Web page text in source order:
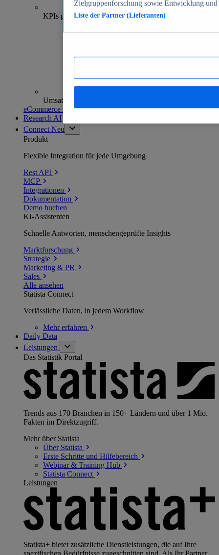
70+
KPIs pro Shop
Umsatzanalysen und -prognosen
eCommerce Insights entdecken
Research AI
Connect Neu
Produkt
Flexible Integration für jede Umgebung
Rest API
MCP
Integrationen
Dokumentation
Demo buchen
KI-Assistenten
Schnelle Antworten, menschengeprüfte Insights
Marktforschung
Strategie
Marketing & PR
Sales
Alle ansehen
Statista Connect
Verlässliche Daten, in jedem Workflow
Mehrerfahren
Daily Data
Leistungen
Das Statistik Portal
Trends aus 170 Branchen in 150+ Ländern und über 1 Mio.
Fakten im Direktzugriff.
Mehr über Statista
Über Statista
Erste Schritte und Hilfebereich
Webinar & Training Hub
Statista Connect
Leistungen
Statista+ bietet zusätzliche Dienstleistungen, die auf Ihre
spezifischen Bedürfnisse zugeschnitten sind. Als Ihr Partner
Zielgruppenforschung sowie Entwicklung
Liste der Partner (Lieferanten)